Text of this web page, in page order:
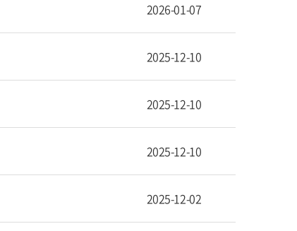
2026-01-07
2025-12-10
2025-12-10
2025-12-10
2025-12-02